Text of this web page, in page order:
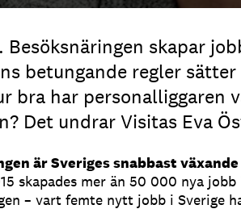
Besöksnäringen skapar
betungande regler
bra har personalliggaren
Det undrar Visitas Eva
är Sveriges snabbast
skapades mer än 50 000 nya jobb
– vart femte nytt jobb i Sverige